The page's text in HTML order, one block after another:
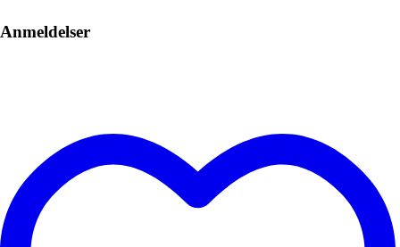
Anmeldelser